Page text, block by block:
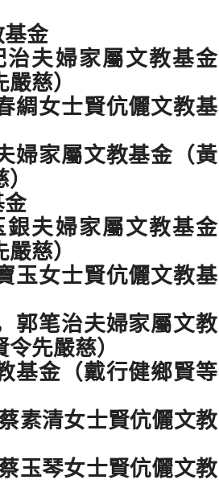
金
治夫婦家屬文教基金
慈）
綢女士賢伉儷文教基
婦家屬文教基金（黃
金
銀夫婦家屬文教基金
慈）
玉女士賢伉儷文教基
郭笔治夫婦家屬文教
先嚴慈）
基金（戴行健鄉賢等
素清女士賢伉儷文教
玉琴女士賢伉儷文教